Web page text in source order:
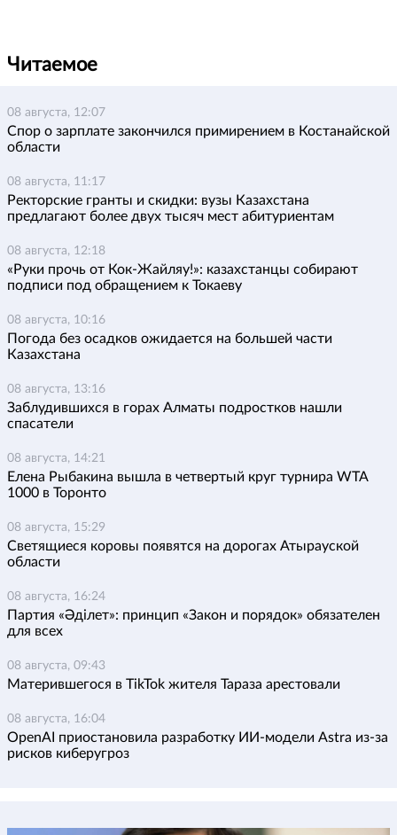
Читаемое
08 августа, 12:07
Спор о зарплате закончился примирением в Костанайской
области
08 августа, 11:17
Ректорские гранты и скидки: вузы Казахстана
предлагают более двух тысяч мест абитуриентам
08 августа, 12:18
«Руки прочь от Кок-Жайляу!»: казахстанцы собирают
подписи под обращением к Токаеву
08 августа, 10:16
Погода без осадков ожидается на большей части
Казахстана
08 августа, 13:16
Заблудившихся в горах Алматы подростков нашли
спасатели
08 августа, 14:21
Елена Рыбакина вышла в четвертый круг турнира WTA
1000 в Торонто
08 августа, 15:29
Светящиеся коровы появятся на дорогах Атырауской
области
08 августа, 16:24
Партия «Әділет»: принцип «Закон и порядок» обязателен
для всех
08 августа, 09:43
Матерившегося в TikTok жителя Тараза арестовали
08 августа, 16:04
OpenAI приостановила разработку ИИ-модели Astra из-за
рисков киберугроз